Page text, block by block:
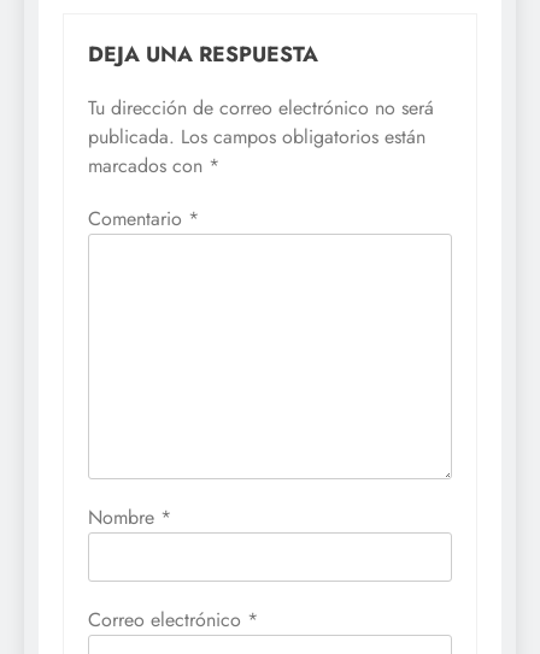
DEJA UNA RESPUESTA
Tu dirección de correo electrónico no será
publicada. Los campos obligatorios están
marcados con *
Comentario *
Nombre *
Correo electrónico *